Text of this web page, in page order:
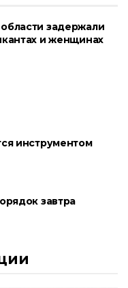
задержали
и женщинах
инструментом
завтра